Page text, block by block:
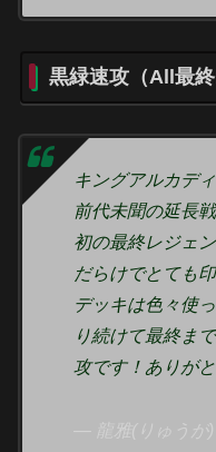
黒緑速攻（All最終
キングアルカデ
前代未聞の延長
初の最終レジェ
だらけでとても
デッキは色々使
り続けて最終ま
攻です！ありが
— 龍雅(りゅうが